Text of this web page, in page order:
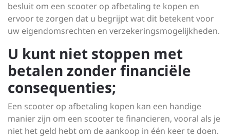
besluit om een scooter op afbetaling te kopen en
ervoor te zorgen dat u begrijpt wat dit betekent voor
uw eigendomsrechten en verzekeringsmogelijkheden.
U kunt niet stoppen met
betalen zonder financiële
consequenties;
Een scooter op afbetaling kopen kan een handige
manier zijn om een scooter te financieren, vooral als je
niet het geld hebt om de aankoop in één keer te doen.